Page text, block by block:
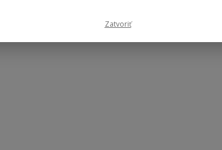
Zatvoriť